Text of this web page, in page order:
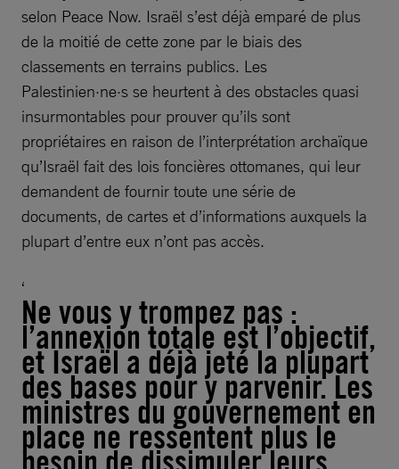
selon Peace Now. Israël s’est déjà emparé de plus
de la moitié de cette zone par le biais des
classements en terrains publics. Les
Palestinien·ne·s se heurtent à des obstacles quasi
insurmontables pour prouver qu’ils sont
propriétaires en raison de l’interprétation archaïque
qu’Israël fait des lois foncières ottomanes, qui leur
demandent de fournir toute une série de
documents, de cartes et d’informations auxquels la
plupart d’entre eux n’ont pas accès.
Ne vous y trompez pas :
l’annexion totale est l’objectif,
et Israël a déjà jeté la plupart
des bases pour y parvenir. Les
ministres du gouvernement en
place ne ressentent plus le